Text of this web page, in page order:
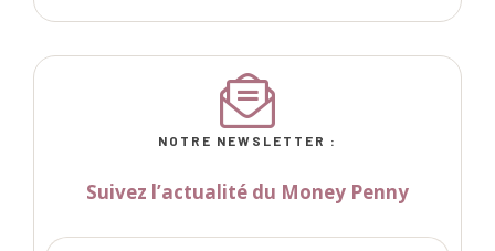
NOTRE NEWSLETTER :
Suivez l’actualité du Money Penny